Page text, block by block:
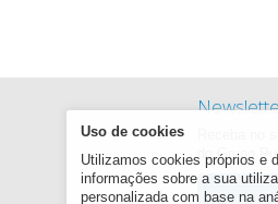
do Grupo
Uso de cookies
Utilizamos cookies próprios e
informações sobre a sua
personalizada com base na